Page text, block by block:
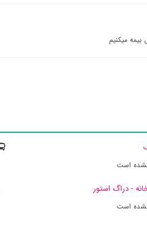
میکنیم
است
- دراگ استور
است